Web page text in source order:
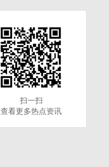
扫一扫
查看更多热点资讯
扫一扫
查看更多热点资讯